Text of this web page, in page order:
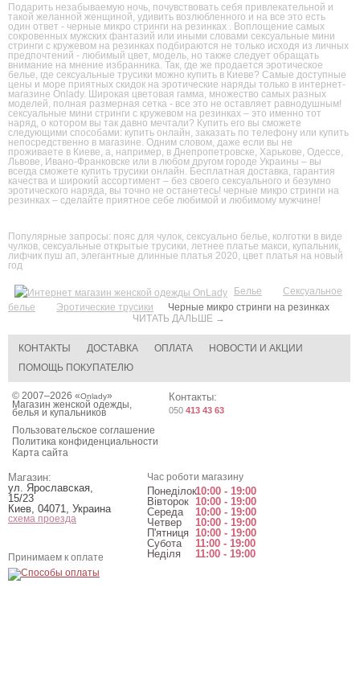
Подарить незабываемую ночь, почувствовать себя привлекательной и
такой желанной женщиной, удивить возлюбленного и на все это есть
один ответ - черные микро стринги на резинках . Воплощение самых
сокровенных мужских фантазий или иными словами сексуальные мини
стринги с кружевом на резинках подбираются не только исходя из личных
предпочтений - любимый цвет, модель, но также следует обращать
внимание на мнение избранника. Так, где же продается эротическое
белье, где сексуальные трусики можно купить в Киеве? Самые доступные
цены и море приятных скидок на эротические наряды только в интернет-
магазине Onlady. Широкая цветовая гамма, множество самых разных
моделей, полная размерная сетка - все это не оставляет равнодушным!
сексуальные мини стринги с кружевом на резинках – это именно тот
наряд, о котором вы так давно мечтали? Купить его вы сможете
следующими способами: купить онлайн, заказать по телефону или купить
непосредственно в магазине. Одним словом, даже если вы не
проживаете в Киеве, а, например, в Днепропетровске, Харькове, Одессе,
Львове, Ивано-Франковске или в любом другом городе Украины – вы
всегда сможете купить трусики онлайн. Бесплатная доставка, гарантия
качества и широкий ассортимент – без своего сексуального и безумно
эротического наряда, вы точно не останетесь! черные микро стринги на
резинках – сделайте приятное себе любимой и любимому мужчине!
ЧИТАТЬ ДАЛЬШЕ →
Популярные запросы: пояс для чулок сексуально белье колготки в виде
чулков сексуальные открытые трусики летнее платье макси купальник
лифчик пуш ап элегантные длинные платья 2020 цвет платья на новый
год
Белье
Сексуальное
белье
Эротические трусики Черные микро стринги на резинках
КОНТАКТЫ ДОСТАВКА ОПЛАТА
НОВОСТИ И АКЦИИ
ПОМОЩЬ ПОКУПАТЕЛЮ
© 2007–2026 «Onlady»
Магазин женской одежды,
белья и купальников
Пользовательское соглашение
Политика конфиденциальности
Карта сайта
Контакты:
050 413 43 63
Магазин:
ул. Ярославская,
15/23
Киев 04071 Украина
схема проезда
Час роботи магазину
Понеділок10:00 - 19:00
Вівторок 10:00 - 19:00
Середа
10:00 - 19:00
Четвер
10:00 - 19:00
П'ятниця 10:00 - 19:00
Субота
11:00 - 19:00
Неділя
11:00 - 19:00
Принимаем к оплате